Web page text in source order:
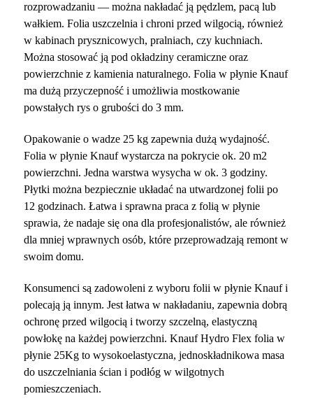
rozprowadzaniu — można nakładać ją pędzlem, pacą lub
wałkiem. Folia uszczelnia i chroni przed wilgocią, również
w kabinach prysznicowych, pralniach, czy kuchniach.
Można stosować ją pod okładziny ceramiczne oraz
powierzchnie z kamienia naturalnego. Folia w płynie Knauf
ma dużą przyczepność i umożliwia mostkowanie
powstałych rys o grubości do 3 mm.
Opakowanie o wadze 25 kg zapewnia dużą wydajność.
Folia w płynie Knauf wystarcza na pokrycie ok. 20 m2
powierzchni. Jedna warstwa wysycha w ok. 3 godziny.
Płytki można bezpiecznie układać na utwardzonej folii po
12 godzinach. Łatwa i sprawna praca z folią w płynie
sprawia, że nadaje się ona dla profesjonalistów, ale również
dla mniej wprawnych osób, które przeprowadzają remont w
swoim domu.
Konsumenci są zadowoleni z wyboru folii w płynie Knauf i
polecają ją innym. Jest łatwa w nakładaniu, zapewnia dobrą
ochronę przed wilgocią i tworzy szczelną, elastyczną
powłokę na każdej powierzchni. Knauf Hydro Flex folia w
płynie 25Kg to wysokoelastyczna, jednoskładnikowa masa
do uszczelniania ścian i podłóg w wilgotnych
pomieszczeniach.